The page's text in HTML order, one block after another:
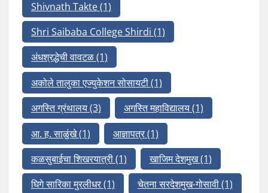
Shivnath Takte(1)
Shri Saibaba College Shirdi (1)
अंधश्रद्धेची वावटळ(1)
अकोले तालुका एज्युकेशन सोसायटी(1)
अगस्ति ग्रंथालय(3) अगस्ति महाविद्यालय(1)
आ. ह. साळुंखे(1) आज्ञापत्र(1)
कळसुबाईचा शिखरयात्री(1) खाजिम देशमुख(1)
घिगे सारिका मुरलीधर(1) चेतना सरदेशमुख-गोसावी(1)